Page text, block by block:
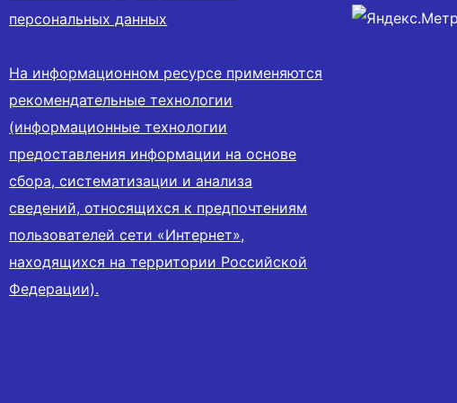
персональных данных
На информационном ресурсе применяются
рекомендательные технологии
(информационные технологии
предоставления информации на основе
сбора, систематизации и анализа
сведений, относящихся к предпочтениям
пользователей сети «Интернет»,
находящихся на территории Российской
Федерации).